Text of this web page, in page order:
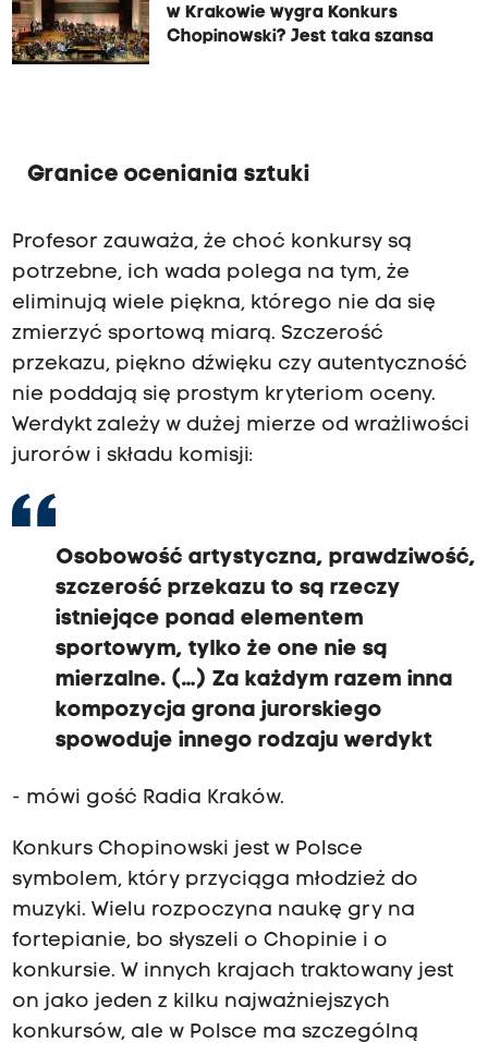
w Krakowie wygra Konkurs
Chopinowski? Jest taka szansa
Granice oceniania sztuki
Profesor zauważa, że choć konkursy są
potrzebne, ich wada polega na tym, że
eliminują wiele piękna, którego nie da się
zmierzyć sportową miarą. Szczerość
przekazu, piękno dźwięku czy autentyczność
nie poddają się prostym kryteriom oceny.
Werdykt zależy w dużej mierze od wrażliwości
jurorów i składu komisji:
Osobowość artystyczna, prawdziwość,
szczerość przekazu to są rzeczy
istniejące ponad elementem
sportowym, tylko że one nie są
mierzalne. (…) Za każdym razem inna
kompozycja grona jurorskiego
spowoduje innego rodzaju werdykt
- mówi gość Radia Kraków.
Konkurs Chopinowski jest w Polsce
symbolem, który przyciąga młodzież do
muzyki. Wielu rozpoczyna naukę gry na
fortepianie, bo słyszeli o Chopinie i o
konkursie. W innych krajach traktowany jest
on jako jeden z kilku najważniejszych
konkursów, ale w Polsce ma szczególną